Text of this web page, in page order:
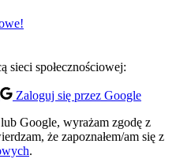
sieci społecznościowej:
Zaloguj się przez Google
Google, wyrażam zgodę z
że zapoznałem/am się z
.